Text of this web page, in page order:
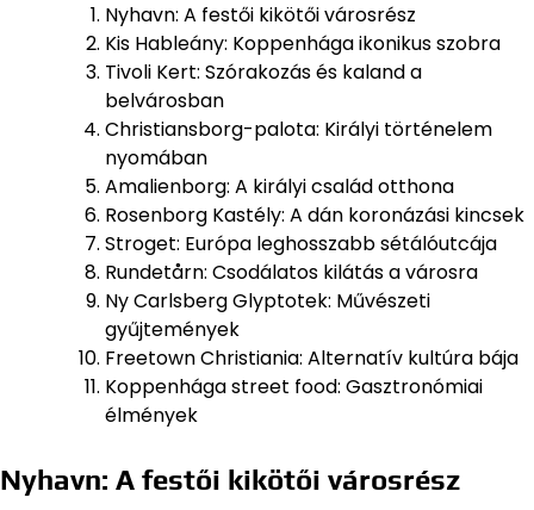
Nyhavn: A festői kikötői városrész
Kis Hableány: Koppenhága ikonikus szobra
Tivoli Kert: Szórakozás és kaland a
belvárosban
Christiansborg-palota: Királyi történelem
nyomában
Amalienborg: A királyi család otthona
Rosenborg Kastély: A dán koronázási kincsek
Stroget: Európa leghosszabb sétálóutcája
Rundetårn: Csodálatos kilátás a városra
Ny Carlsberg Glyptotek: Művészeti
gyűjtemények
Freetown Christiania: Alternatív kultúra bája
Koppenhága street food: Gasztronómiai
élmények
Nyhavn: A festői kikötői városrész